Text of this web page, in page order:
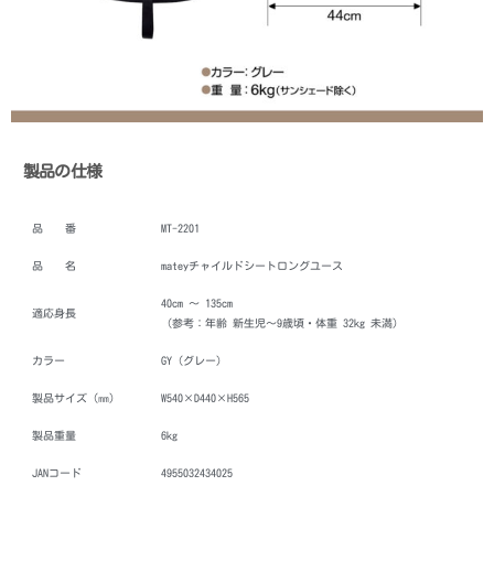
製品の仕様
品 番 MT-2201
品 名 mateyチャイルドシートロングユース
適応身長
40cm ～ 135cm
（参考：年齢 新生児～9歳頃・体重 32kg 未満）
カラー GY（グレー）
製品サイズ（㎜） W540×D440×H565
製品重量 6kg
JANコード 4955032434025